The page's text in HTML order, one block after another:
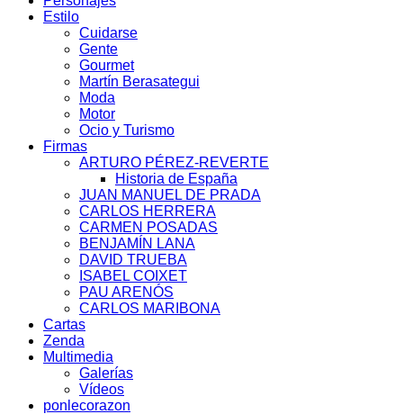
Estilo
Cuidarse
Gente
Gourmet
Martín Berasategui
Moda
Motor
Ocio y Turismo
Firmas
ARTURO PÉREZ-REVERTE
Historia de España
JUAN MANUEL DE PRADA
CARLOS HERRERA
CARMEN POSADAS
BENJAMÍN LANA
DAVID TRUEBA
ISABEL COIXET
PAU ARENÓS
CARLOS MARIBONA
Cartas
Zenda
Multimedia
Galerías
Vídeos
ponlecorazon